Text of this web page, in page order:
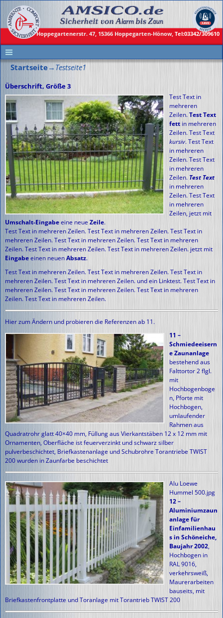
Hoppegartenerstr. 47,15366 Hoppegarten-Hönow, Tel:03342/309610
Startseite→ Testseite1
Überschrift, Größe 3
Test Text in
mehreren
Zeilen.Test Text
fettin mehreren
Zeilen. Test Text
kursiv. Test Text
in mehreren
Zeilen. Test Text
in mehreren
Zeilen. Test Text
in mehreren
Zeilen. Test Text
in mehreren
Zeilen, jetzt mit
Umschalt-Eingabeeine neueZeile.
Test Text in mehreren Zeilen. Test Text in mehreren Zeilen. Test Text in
mehreren Zeilen. Test Text in mehreren Zeilen. Test Text in mehreren
Zeilen. Test Text in mehreren Zeilen. Test Text in mehreren Zeilen. jetzt mit
Eingabeeinen neuenAbsatz.
Test Text in mehreren Zeilen. Test Text in mehreren Zeilen. Test Text in
mehreren Zeilen. Test Text in mehreren Zeilen. und ein Linktest. Test Text in
mehreren Zeilen. Test Text in mehreren Zeilen. Test Text in mehreren
Zeilen. Test Text in mehreren Zeilen.
Hier zum Ändern und probieren die Referenzen ab 11.
11 –
Schmiedeeisern
e Zaunanlage
bestehend aus
Falttortor 2 flgl.
mit
Hochbogenboge
n, Pforte mit
Hochbogen,
umlaufender
Rahmen aus
Quadratrohr glatt 40×40 mm, Füllung aus Vierkantstäben 12 x 12 mm mit
Ornamenten, Oberfläche ist feuerverzinkt und schwarz silber
pulverbeschichtet, Briefkastenanlage und Schubrohre Torantriebe TWIST
200 wurden in Zaunfarbe beschichtet
Alu Loewe
Hummel 500.jpg
12 –
Aluminiumzaun
anlage für
Einfamilienhau
s in Schöneiche,
Baujahr 2002,
Hochbogen in
RAL 9016,
verkehrsweiß,
Maurerarbeiten
bauseits, mit
Briefkastenfrontplatte und Toranlage mit Torantrieb TWIST 200